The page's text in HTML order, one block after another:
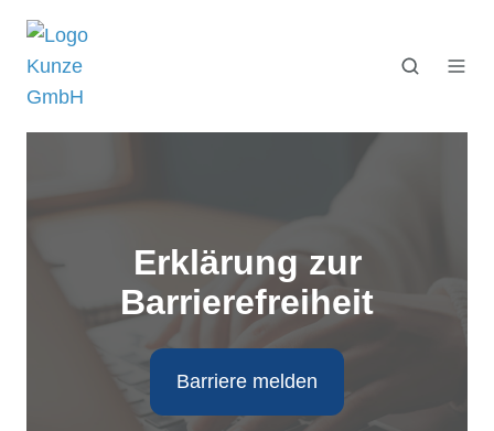
Erklärung zur
Barrierefreiheit
Barriere melden